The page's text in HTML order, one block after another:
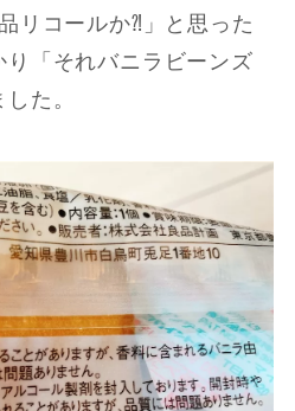
リコールか⁈」と思った
り「それバニラビーンズ
た。